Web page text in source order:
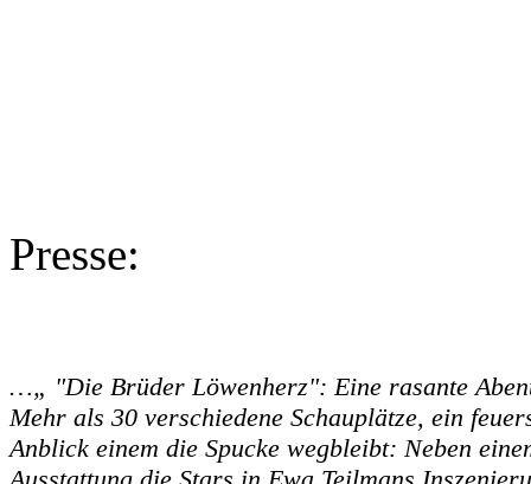
Presse:
…„ "Die Brüder Löwenherz": Eine rasante
Mehr als 30 verschiedene Schauplätze, ein
Anblick einem die Spucke wegbleibt: Neben